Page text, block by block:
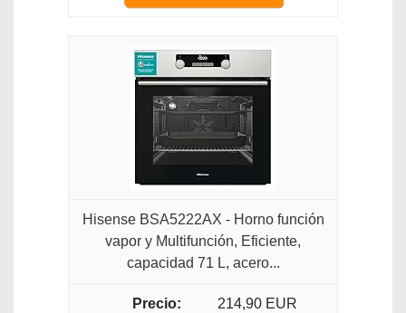
Hisense BSA5222AX - Horno función
vapor y Multifunción, Eficiente,
capacidad 71 L, acero...
214,90 EUR